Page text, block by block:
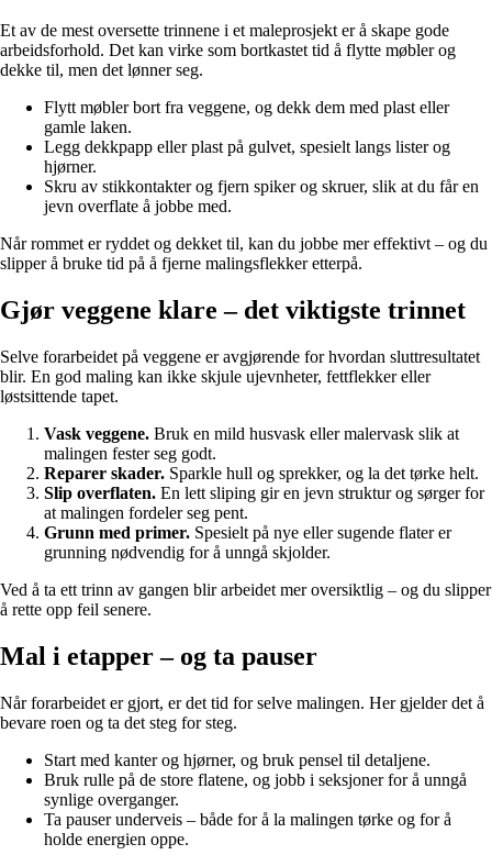
Et av de mest oversette trinnene i et maleprosjekt er å skape gode
arbeidsforhold. Det kan virke som bortkastet tid å flytte møbler og
dekke til, men det lønner seg.
Flytt møbler bort fra veggene, og dekk dem med plast eller
gamle laken.
Legg dekkpapp eller plast på gulvet, spesielt langs lister og
hjørner.
Skru av stikkontakter og fjern spiker og skruer, slik at du får en
jevn overflate å jobbe med.
Når rommet er ryddet og dekket til, kan du jobbe mer effektivt – og du
slipper å bruke tid på å fjerne malingsflekker etterpå.
Gjør veggene klare – det viktigste trinnet
Selve forarbeidet på veggene er avgjørende for hvordan sluttresultatet
blir. En god maling kan ikke skjule ujevnheter, fettflekker eller
løstsittende tapet.
Vask veggene. Bruk en mild husvask eller malervask slik at
malingen fester seg godt.
Reparer skader. Sparkle hull og sprekker, og la det tørke helt.
Slip overflaten. En lett sliping gir en jevn struktur og sørger for
at malingen fordeler seg pent.
Grunn med primer. Spesielt på nye eller sugende flater er
grunning nødvendig for å unngå skjolder.
Ved å ta ett trinn av gangen blir arbeidet mer oversiktlig – og du slipper
å rette opp feil senere.
Mal i etapper – og ta pauser
Når forarbeidet er gjort, er det tid for selve malingen. Her gjelder det å
bevare roen og ta det steg for steg.
Start med kanter og hjørner, og bruk pensel til detaljene.
Bruk rulle på de store flatene, og jobb i seksjoner for å unngå
synlige overganger.
Ta pauser underveis – både for å la malingen tørke og for å
holde energien oppe.